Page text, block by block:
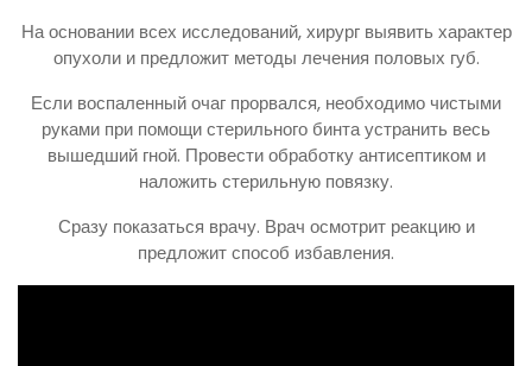
На основании всех исследований, хирург выявить характер
опухоли и предложит методы лечения половых губ.
Если воспаленный очаг прорвался, необходимо чистыми
руками при помощи стерильного бинта устранить весь
вышедший гной. Провести обработку антисептиком и
наложить стерильную повязку.
Сразу показаться врачу. Врач осмотрит реакцию и
предложит способ избавления.